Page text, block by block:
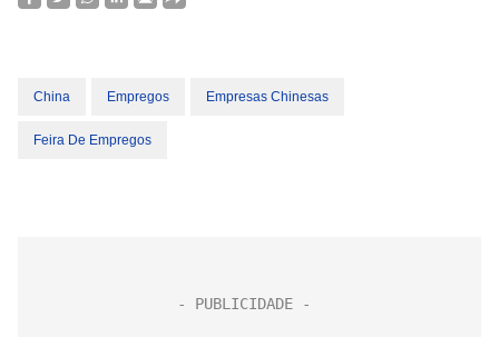
China Empregos Empresas Chinesas
Feira De Empregos